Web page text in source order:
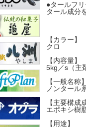
●タールフリ
タール成分
【カラー】
クロ
【内容量】
5kg／s（主
【一般名称】
ノンタール
【主要構成
エポキシ樹
【用途】